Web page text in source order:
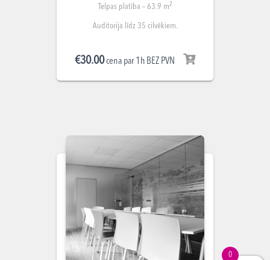
Telpas platība – 63.9 m2
Auditorija līdz 35 cilvēkiem.
€30.00cena par 1h BEZ PVN
0